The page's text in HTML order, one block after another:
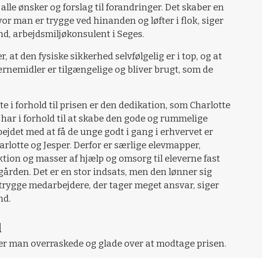
ønsker og forslag til forandringer. Det skaber en
man er trygge ved hinanden og løfter i flok, siger
arbejdsmiljøkonsulent i Seges.
at den fysiske sikkerhed selvfølgelig er i top, og at
er tilgængelige og bliver brugt, som de
i forhold til prisen er den dedikation, som Charlotte
har i forhold til at skabe den gode og rummelige
med at få de unge godt i gang i erhvervet er
og Jesper. Derfor er særlige elevmapper,
og masser af hjælp og omsorg til eleverne fast
Det er en stor indsats, men den lønner sig
medarbejdere, der tager meget ansvar, siger
man overraskede og glade over at modtage prisen.